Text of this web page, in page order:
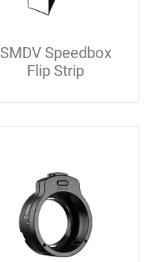
SMDV Speedbox
Flip Strip